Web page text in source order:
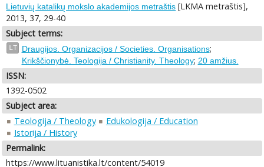
Lietuvių katalikų mokslo akademijos metraštis [LKMA metraštis],
2013, 37, 29-40
Subject terms:
LT Draugijos. Organizacijos / Societies. Organisations;
Krikščionybė. Teologija / Christianity. Theology; 20 amžius.
ISSN:
1392-0502
Subject area:
Teologija / Theology
Edukologija / Education
Istorija / History
Permalink:
https://www.lituanistika.lt/content/54019